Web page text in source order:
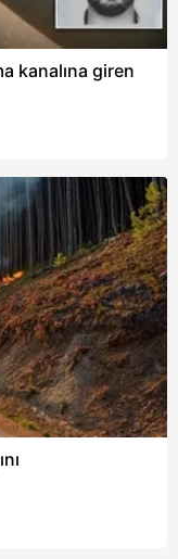
kanalına giren